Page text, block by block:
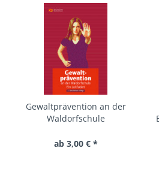
Gewaltprävention an der
Waldorfschule
ab 3,00 € *